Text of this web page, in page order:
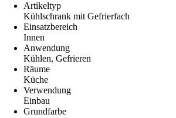
Artikeltyp
Kühlschrank mit Gefrierfach
Einsatzbereich
Innen
Anwendung
Kühlen, Gefrieren
Räume
Küche
Verwendung
Einbau
Grundfarbe